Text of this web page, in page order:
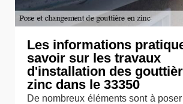
Les informations
savoir sur les travaux
d'installation des
zinc dans le 33350
De nombreux éléments sont à